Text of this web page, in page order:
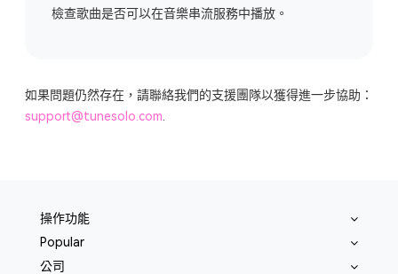
檢查歌曲是否可以在音樂串流服務中播放。
如果問題仍然存在，請聯絡我們的支援團隊以獲得進一步協助：
support@tunesolo.com
操作功能
Popular
公司